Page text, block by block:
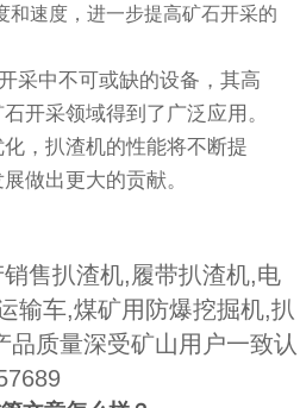
和速度，进一步提高矿石开采的
采中不可或缺的设备，其高
开采领域得到了广泛应用。
化，扒渣机的性能将不断提
做出更大的贡献。
售扒渣机,履带扒渣机,电
输车,煤矿用防爆挖掘机,扒
质量深受矿山用户一致认